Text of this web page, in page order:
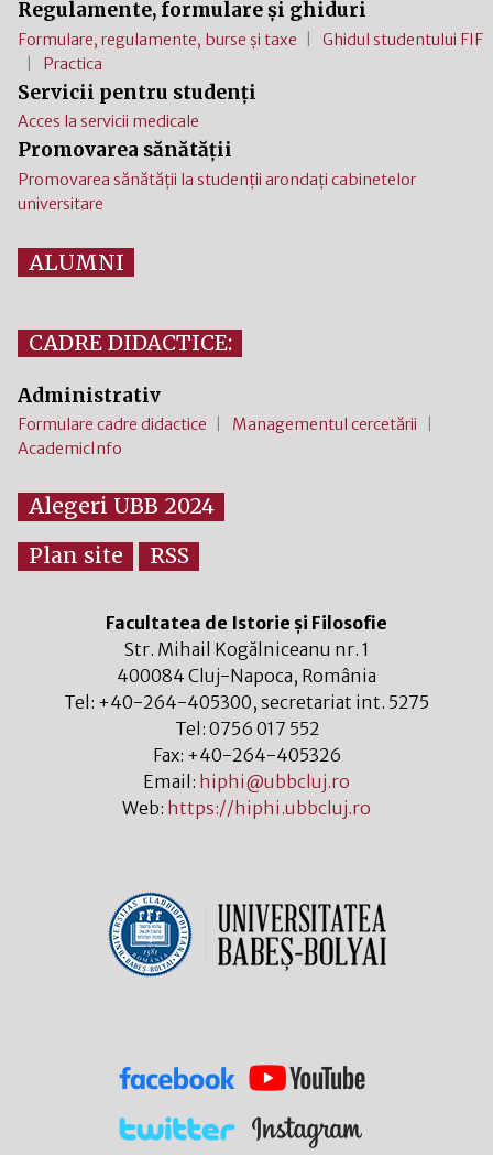
Regulamente, formulare și ghiduri
Formulare, regulamente, burse și taxe
Ghidul studentului FIF
Practica
Servicii pentru studenți
Acces la servicii medicale
Promovarea sănătății
Promovarea sănătății la studenții arondați cabinetelor
universitare
ALUMNI
CADRE DIDACTICE:
Administrativ
Formulare cadre didactice
Managementul cercetării
AcademicInfo
Alegeri UBB 2024
Plan site
RSS
Facultatea de Istorie și Filosofie
Str. Mihail Kogălniceanu nr. 1
400084 Cluj-Napoca, România
Tel: +40-264-405300, secretariat int. 5275
Tel: 0756 017 552
Fax: +40-264-405326
Email: hiphi@ubbcluj.ro
Web: https://hiphi.ubbcluj.ro